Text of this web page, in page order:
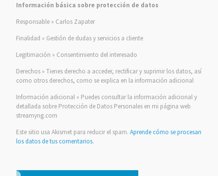
Información básica sobre protección de datos
Responsable » Carlos Zapater
Finalidad » Gestión de dudas y servicios a cliente
Legitimación » Consentimiento del interesado
Derechos » Tienes derecho a acceder, rectificar y suprimir los datos, así
como otros derechos, como se explica en la información adicional
Información adicional » Puedes consultar la información adicional y
detallada sobre Protección de Datos Personales en mi página web
streamyng.com
Este sitio usa Akismet para reducir el spam. Aprende cómo se procesan
los datos de tus comentarios.